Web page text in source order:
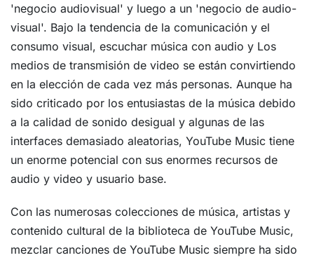
'negocio audiovisual' y luego a un 'negocio de audio-
visual'. Bajo la tendencia de la comunicación y el
consumo visual, escuchar música con audio y Los
medios de transmisión de video se están convirtiendo
en la elección de cada vez más personas. Aunque ha
sido criticado por los entusiastas de la música debido
a la calidad de sonido desigual y algunas de las
interfaces demasiado aleatorias, YouTube Music tiene
un enorme potencial con sus enormes recursos de
audio y video y usuario base.
Con las numerosas colecciones de música, artistas y
contenido cultural de la biblioteca de YouTube Music,
mezclar canciones de YouTube Music siempre ha sido